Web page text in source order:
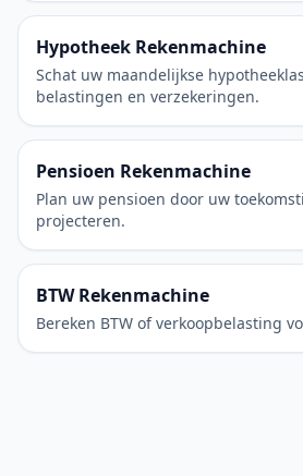
Hypotheek Rekenmachine
Schat uw maandelijkse
belastingen en verzekeringen.
Pensioen Rekenmachine
Plan uw pensioen door uw
projecteren.
BTW Rekenmachine
Bereken BTW of verkoopbelasting